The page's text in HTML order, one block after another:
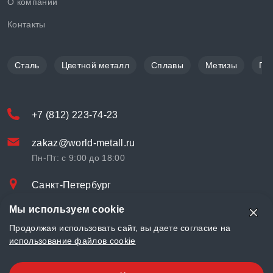
Контакты
Сталь Цветной металл Сплавы Метизы
+7 (812) 223-74-23
zakaz@world-metall.ru
Пн-Пт: с 9:00 до 18:00
Санкт-Петербург
© «World Metall» 2025, Разработка и комплексное продвижение
"LCAgency"
Мы используем cookie
Продолжая использовать сайт, вы даете согласие на
использование файлов cookie